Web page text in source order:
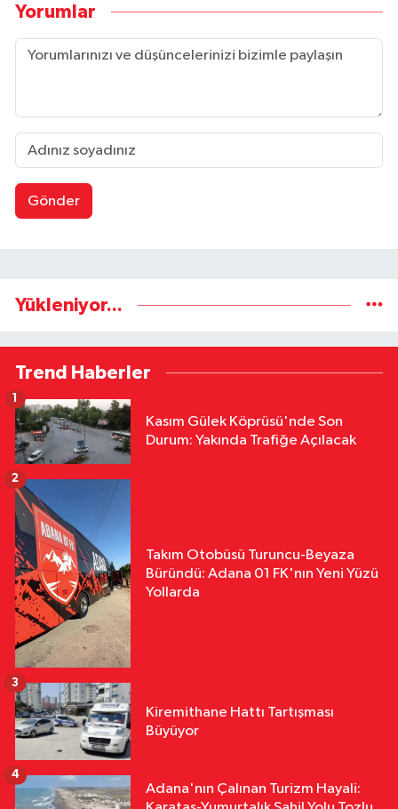
Yorumlar
Gönder
Yükleniyor...
Trend Haberler
Kasım Gülek Köprüsü'nde Son
Durum: Yakında Trafiğe Açılacak
1
Takım Otobüsü Turuncu-Beyaza
Büründü: Adana 01 FK'nın Yeni Yüzü
Yollarda
2
Kiremithane Hattı Tartışması
Büyüyor
3
Adana'nın Çalınan Turizm Hayali:
4